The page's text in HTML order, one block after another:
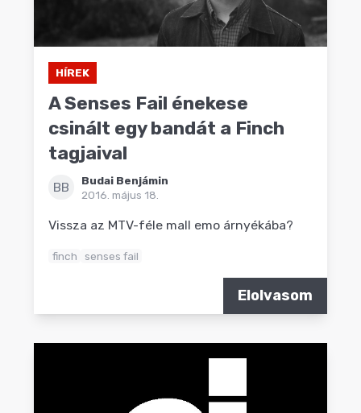
HÍREK
A Senses Fail énekese
csinált egy bandát a Finch
tagjaival
BB
Budai Benjámin
2016. május 18.
Vissza az MTV-féle mall emo árnyékába?
finch senses fail
Elolvasom